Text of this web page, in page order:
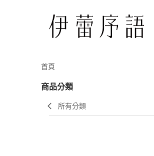
首頁
商品分類
所有分類